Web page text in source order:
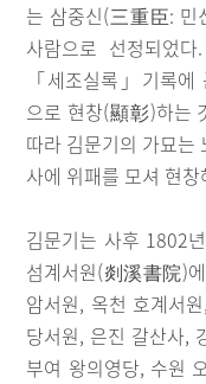
는 삼중신(三重臣: 민
사람으로 선정되었
「세조실록」기록
으로 현창(顯彰)하는
따라 김문기의 가묘는
사에 위패를 모셔 현
김문기는 사후 1802
섬계서원(剡溪書院)
암서원, 옥천 호계서
당서원, 은진 갈산사,
부여 왕의영당, 수원